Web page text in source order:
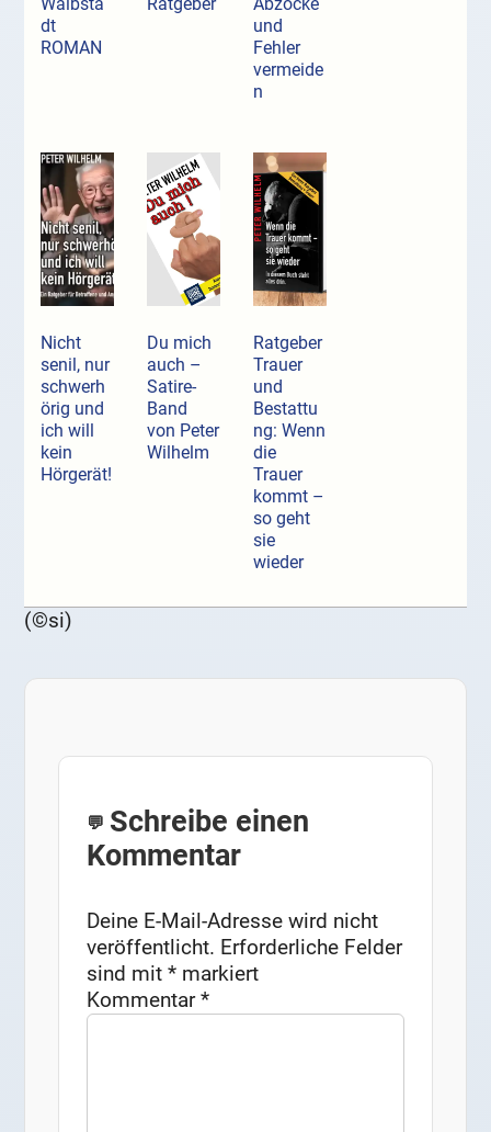
dt
ROMAN
und
Fehler
vermeide
n
Nicht
senil, nur
schwerh
örig und
ich will
kein
Hörgerät!
Du mich
auch –
Satire-
Band
von Peter
Wilhelm
Ratgeber
Trauer
und
Bestattu
ng: Wenn
die
Trauer
kommt –
so geht
sie
wieder
(©si)
Schreibe einen
Kommentar
Deine E-Mail-Adresse wird nicht
veröffentlicht. Erforderliche Felder
sind mit* markiert
Kommentar*